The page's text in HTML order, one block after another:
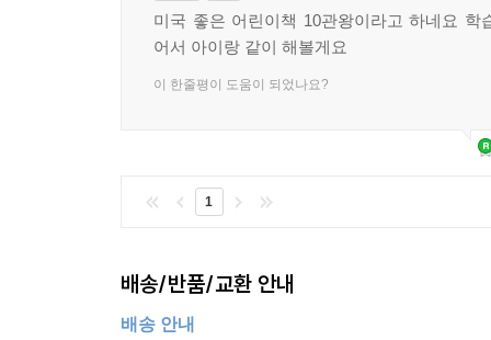
미국 좋은 어린이책 10관왕이라고 하네요 학
어서 아이랑 같이 해볼게요
이 한줄평이 도움이 되었나요?
1
배송/반품/교환 안내
배송 안내